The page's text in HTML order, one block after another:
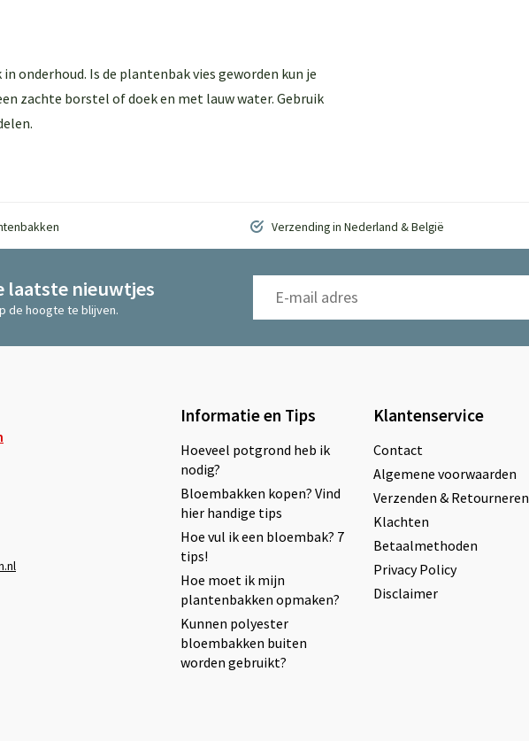
onderhoud. Is de plantenbak vies geworden kun je
zachte borstel of doek en met lauw water. Gebruik
Verzending in Nederland & België
laatste nieuwtjes
de hoogte te blijven.
Informatie en Tips
Hoeveel potgrond heb ik
nodig?
Bloembakken kopen? Vind
hier handige tips
Hoe vul ik een bloembak? 7
tips!
Hoe moet ik mijn
plantenbakken opmaken?
Kunnen polyester
bloembakken buiten
worden gebruikt?
Klantenservice
Contact
Algemene voorwaarden
Verzenden & Retourneren
Klachten
Betaalmethoden
Privacy Policy
Disclaimer